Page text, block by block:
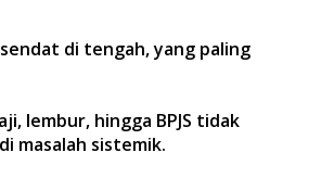
di tengah, yang paling
lembur, hingga BPJS tidak
masalah sistemik.